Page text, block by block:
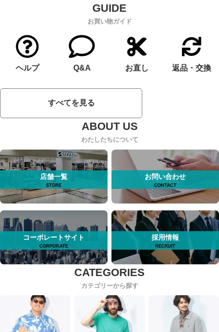
お買い物ガイド
ヘルプ Q&A お直し 返品・交換
すべてを見る
わたしたちについて
店舗一覧 お問い合わせ
コーポレートサイト 採用情報
カテゴリーから探す